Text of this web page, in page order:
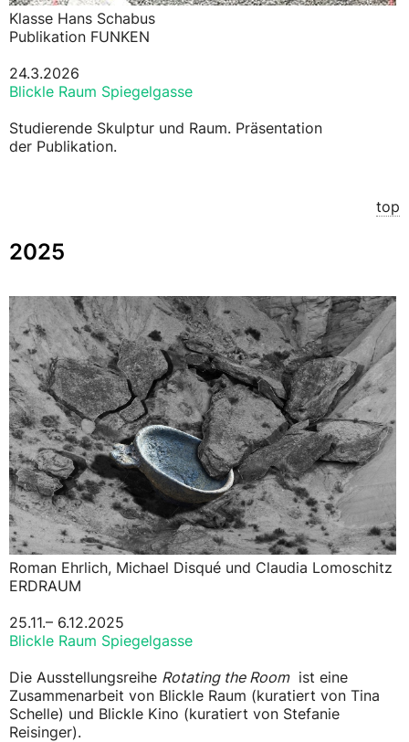
Klasse Hans Schabus
Publikation FUNKEN
24.3.2026
Blickle Raum Spiegelgasse
Studierende Skulptur und Raum. Präsentation
der Publikation.
2025
top
Roman Ehrlich, Michael Disqué und Claudia Lomoschitz
ERDRAUM
25.11.– 6.12.2025
Blickle Raum Spiegelgasse
Die Ausstellungsreihe Rotating the Roomist eine
Zusammenarbeit von Blickle Raum (kuratiert von Tina
Schelle) und Blickle Kino (kuratiert von Stefanie
Reisinger).